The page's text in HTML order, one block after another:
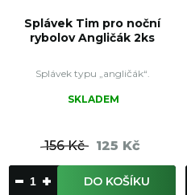
Splávek Tim pro noční
rybolov Angličák 2ks
Splávek typu „angličák“.
SKLADEM
156 Kč 125 Kč
DO KOŠÍKU